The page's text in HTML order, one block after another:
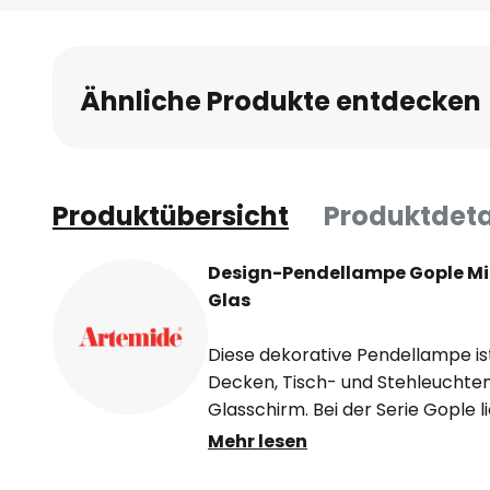
Ähnliche Produkte entdecken
Produktübersicht
Design-Pendellampe Gople
Glas
Diese dekorative Pendellampe
Decken, Tisch- und
Glasschirm. Bei der Serie
Glasschirm, der das Licht nach
Mehr lesen